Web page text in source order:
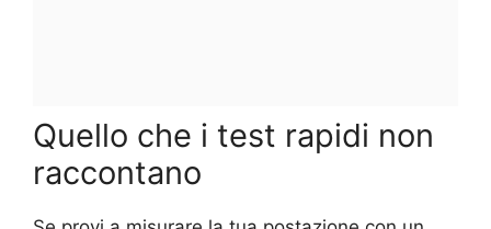
Quello che i test rapidi non
raccontano